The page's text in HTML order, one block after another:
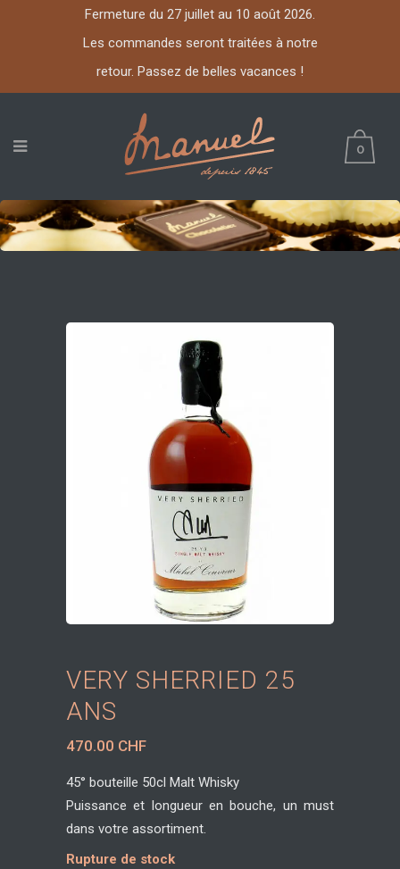
Fermeture du 27 juillet au 10 août 2026.
Les commandes seront traitées à notre
retour. Passez de belles vacances !
0
VERY SHERRIED 25
ANS
470.00 CHF
45° bouteille 50cl Malt Whisky
Puissance et longueur en bouche, un must
dans votre assortiment.
Rupture de stock